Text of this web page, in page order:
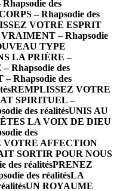
des
– Rhapsodie des
VOTRE ESPRIT
– Rhapsodie
TYPE
LA PRIÈRE –
Rhapsodie des
Rhapsodie des
REMPLISSEZ VOTRE
SPIRITUEL –
des réalitésUNIS AU
LA VOIX DE DIEU
des
VOTRE AFFECTION
SORTIR POUR NOUS
des réalitésPRENEZ
des réalitésLA
UN ROYAUME